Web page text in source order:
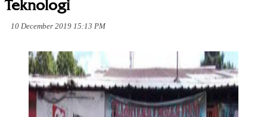
Teknologi
10 December 2019 15:13 PM